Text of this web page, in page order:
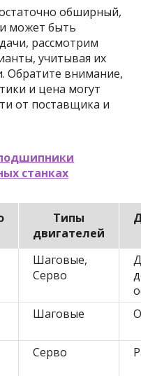
обширный,
может быть
рассмотрим
учитывая их
Обратите внимание,
и цена могут
от поставщика и
станках
Типы
двигателей
Шаговые,
Серво
Шаговые
Серво